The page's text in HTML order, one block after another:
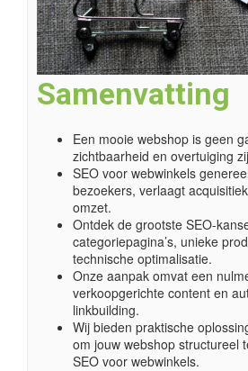
Samenvatting
Een mooie webshop is geen
zichtbaarheid en overtuiging
SEO voor webwinkels
bezoekers, verlaagt
omzet.
Ontdek de grootste SEO-
categoriepagina’s, unieke
technische optimalisatie.
Onze aanpak omvat een
verkoopgerichte content en
linkbuilding.
Wij bieden praktische
om jouw webshop structureel
SEO voor webwinkels.